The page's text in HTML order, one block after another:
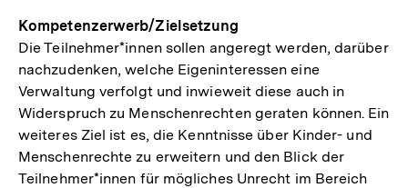
Kompetenzerwerb/Zielsetzung
Die Teilnehmer*innen sollen angeregt werden, darüber
nachzudenken, welche Eigeninteressen eine
Verwaltung verfolgt und inwieweit diese auch in
Widerspruch zu Menschenrechten geraten können. Ein
weiteres Ziel ist es, die Kenntnisse über Kinder- und
Menschenrechte zu erweitern und den Blick der
Teilnehmer*innen für mögliches Unrecht im Bereich